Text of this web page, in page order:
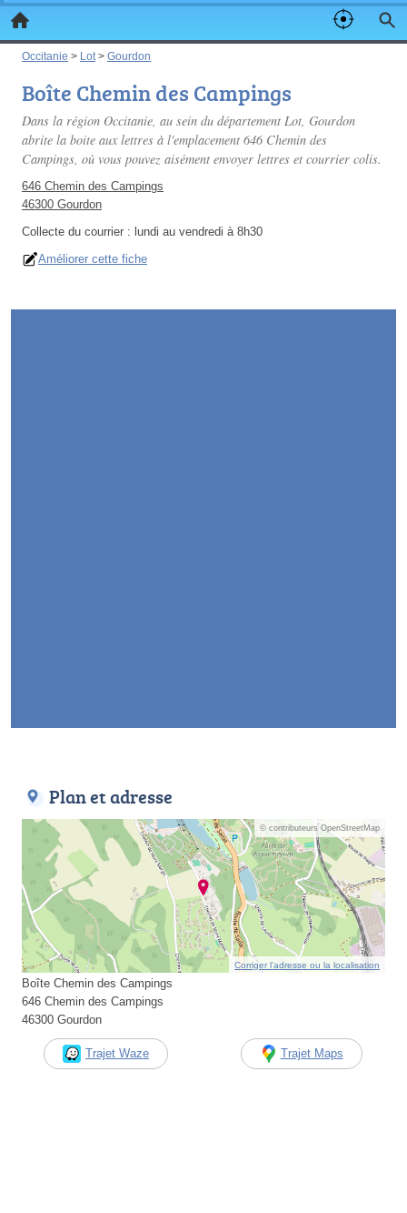
Occitanie > Lot > Gourdon
Boîte Chemin des Campings
Dans la région Occitanie, au sein du département Lot, Gourdon
abrite la boite aux lettres à l'emplacement 646 Chemin des
Campings, où vous pouvez aisément envoyer lettres et courrier colis.
646 Chemin des Campings
46300 Gourdon
Collecte du courrier : lundi au vendredi à 8h30
Améliorer cette fiche
Plan et adresse
© contributeurs OpenStreetMap
Corriger l’adresse ou la localisation
Boîte Chemin des Campings
646 Chemin des Campings
46300 Gourdon
Trajet Waze Trajet Maps